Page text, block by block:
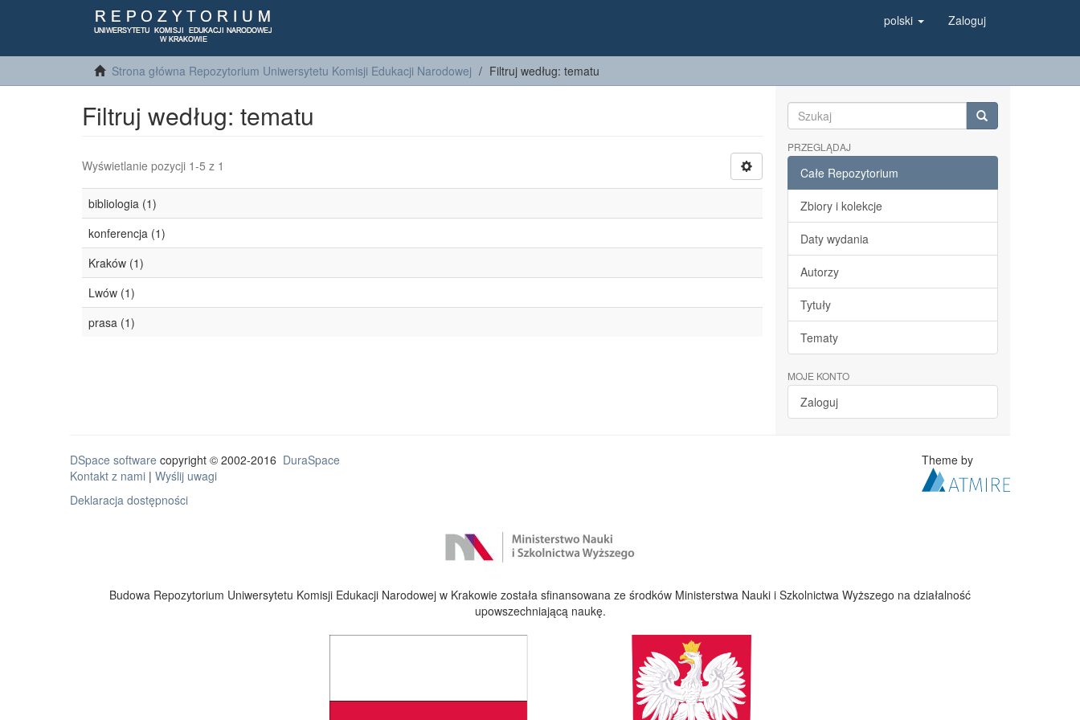
polski Zaloguj
Strona główna Repozytorium Uniwersytetu Komisji Edukacji Narodowej Filtruj według: tematu
Filtruj według: tematu
Wyświetlanie pozycji 1-5 z 1
bibliologia (1)
konferencja (1)
Kraków (1)
Lwów (1)
prasa (1)
PRZEGLĄDAJ
Całe Repozytorium
Zbiory i kolekcje
Daty wydania
Autorzy
Tytuły
Tematy
MOJE KONTO
Zaloguj
DSpace software copyright © 2002-2016 DuraSpace
Kontakt z nami | Wyślij uwagi
Deklaracja dostępności
Theme by
Budowa Repozytorium Uniwersytetu Komisji Edukacji Narodowej w Krakowie została sfinansowana ze środków Ministerstwa Nauki i Szkolnictwa Wyższego na działalność
upowszechniającą naukę.